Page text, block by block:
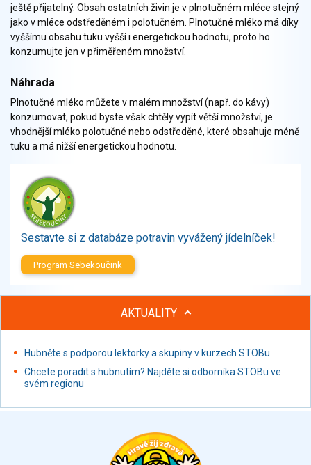
Restaurace, jídelny, hotová jídla
Fastfood
Studená kuchyně, lahůdkářské výrobky
ještě přijatelný. Obsah ostatních živin je v plnotučném mléce stejný
jako v mléce odstředěném i polotučném. Plnotučné mléko má díky
vyššímu obsahu tuku vyšší i energetickou hodnotu, proto ho
konzumujte jen v přiměřeném množství.
Náhrada
Plnotučné mléko můžete v malém množství (např. do kávy)
konzumovat, pokud byste však chtěly vypít větší množství, je
vhodnější mléko polotučné nebo odstředěné, které obsahuje méně
tuku a má nižší energetickou hodnotu.
Sestavte si z databáze potravin vyvážený jídelníček!
Program Sebekoučink
AKTUALITY
Hubněte s podporou lektorky a skupiny v kurzech STOBu
Chcete poradit s hubnutím? Najděte si odborníka STOBu ve
svém regionu